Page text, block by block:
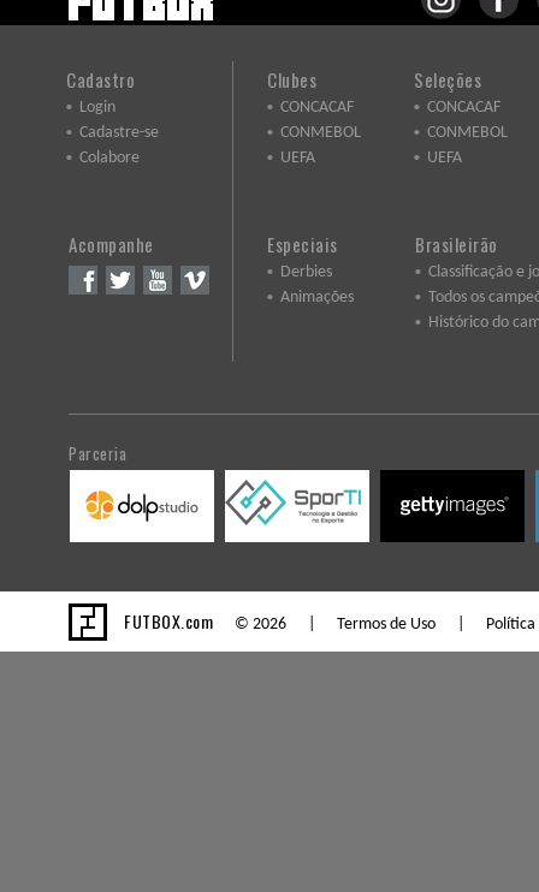
Cadastro
Login
Cadastre-se
Colabore
Acompanhe
Clubes
CONCACAF
CONMEBOL
UEFA
Seleções
CONCACAF
CONMEBOL
UEFA
Especiais
Derbies
Animações
Brasileirão
Classificação e
Todos os
Histórico do
Parceria
FUTBOX.com © 2026 | Termos de Uso Política